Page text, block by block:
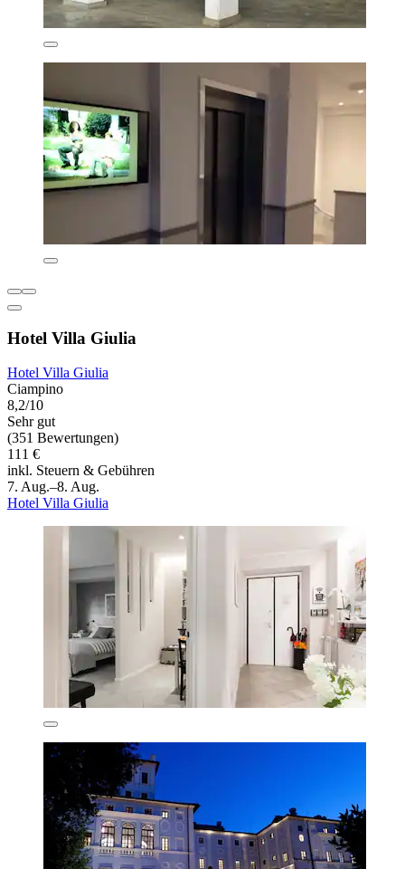
Hotel Villa Giulia
Hotel Villa Giulia
Ciampino
8,2/10
Sehr gut
(351 Bewertungen)
111 €
inkl. Steuern & Gebühren
7. Aug.–8. Aug.
Hotel Villa Giulia